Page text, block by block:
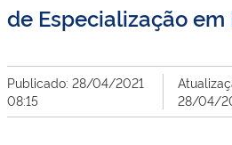
de Especialização em
Publicado: 28/04/2021
08:15
28/04/